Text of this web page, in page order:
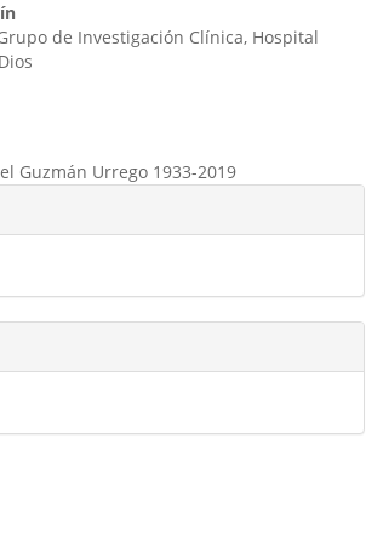
de Investigación Clínica, Hospital
Guzmán Urrego 1933-2019